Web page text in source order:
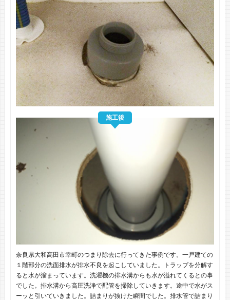
施工後
奈良県大和高田市幸町のつまり除去に行ってきた事例です。一戸建ての
１階部分の洗面排水が排水不良を起こしていました。トラップを分解す
ると水が溜まっています。洗濯機の排水溝からも水が溢れてくるとの事
でした。排水溝から高圧洗浄で配管を掃除していきます。途中で水がス
ーッと引いていきました。詰まりが抜けた瞬間でした。排水管で詰まり